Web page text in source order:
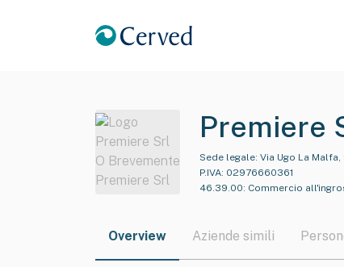
Premiere
Sede legale: Via Ugo La
P.IVA: 02976660361
46.39.00: Commercio
Overview Aziende simili